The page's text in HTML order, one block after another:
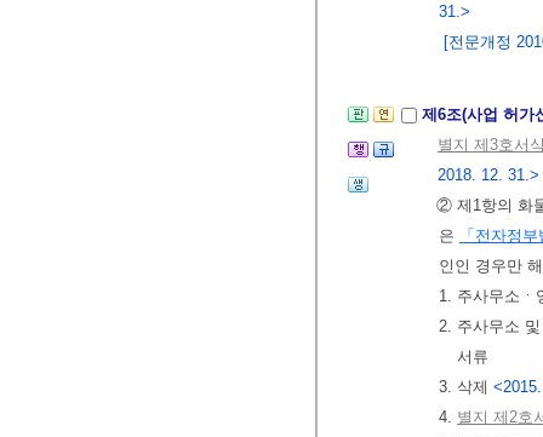
31.>
[전문개정
제6조(사업 허가
별지 제3호서
2018. 12. 31.>
② 제1항의 화
은
「전자정
인인 경우만
1. 주사무소ㆍ
2. 주사무소
서류
3. 삭제
4. 별지 제2호